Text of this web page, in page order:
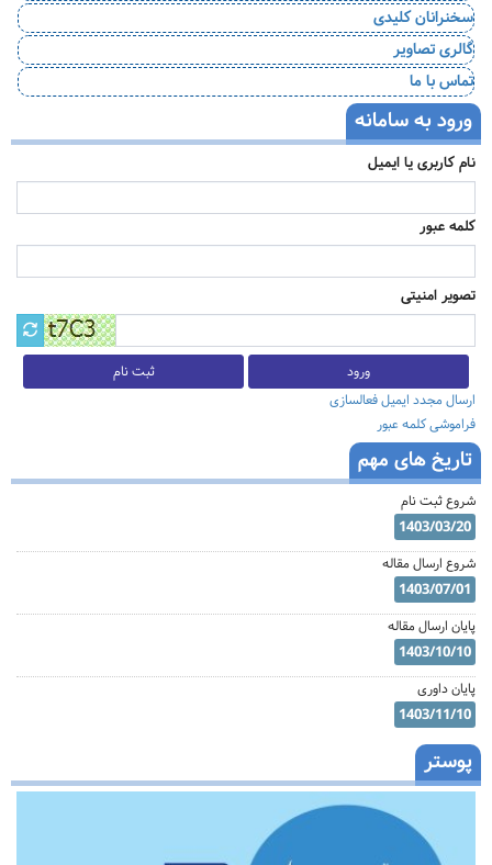
سخنرانان کلیدی
گالری تصاویر
تماس با ما
ورود به سامانه
نام کاربری یا ایمیل
کلمه عبور
تصویر امنیتی
ثبت نام
ارسال مجدد ایمیل فعالسازی
فراموشی کلمه عبور
تاریخ های مهم
شروع ثبت نام
1403/03/20
شروع ارسال مقاله
1403/07/01
پایان ارسال مقاله
1403/10/10
پایان داوری
1403/11/10
پوستر